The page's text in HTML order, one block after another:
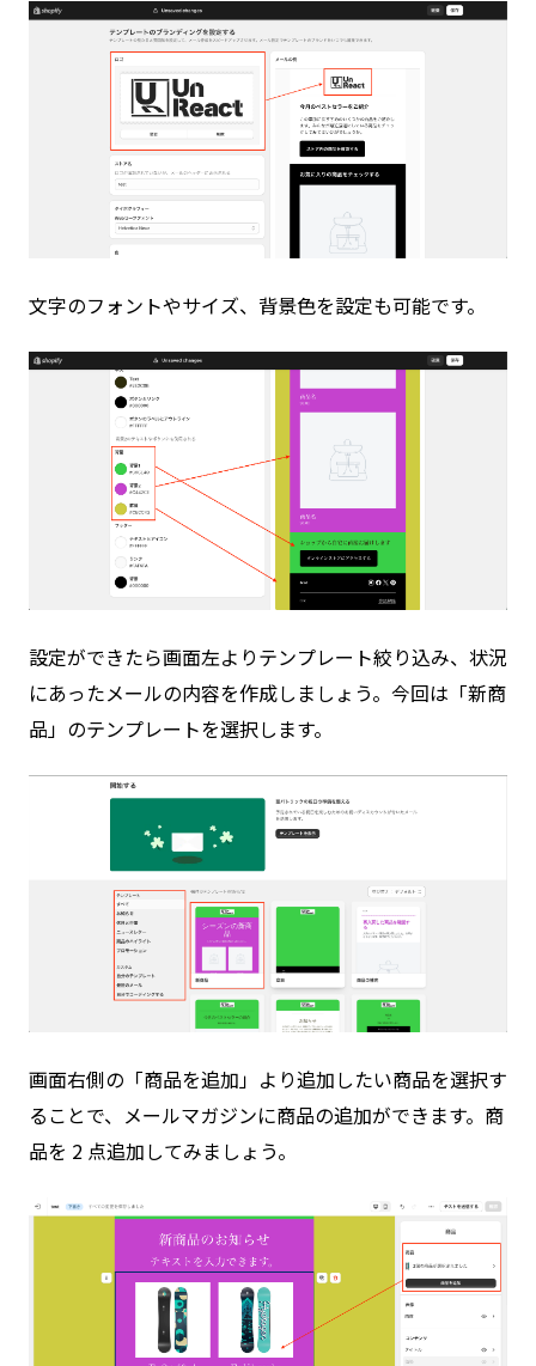
文字のフォントやサイズ、背景色を設定も可能です。
設定ができたら画面左よりテンプレート絞り込み、状況
にあったメールの内容を作成しましょう。今回は「新商
品」のテンプレートを選択します。
画面右側の「商品を追加」より追加したい商品を選択す
ることで、メールマガジンに商品の追加ができます。商
品を 2 点追加してみましょう。